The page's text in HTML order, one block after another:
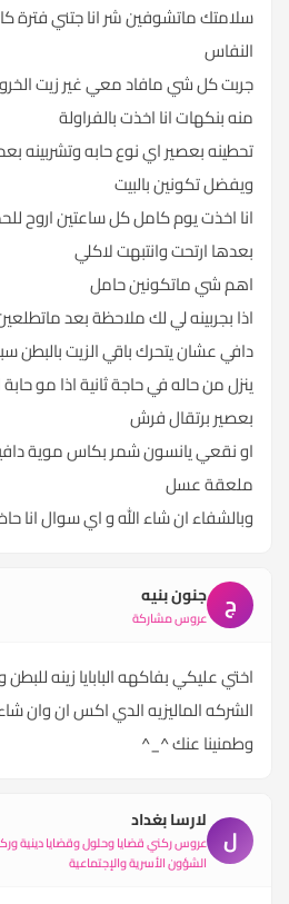
سلامتك ماتشوفين شر انا جتني
النفاس
جربت كل شي مافاد معي غير زيت
منه بنكهات انا اخذت بالفراولة
تحطينه بعصير اي نوع حابه وتشربينه
ويفضل تكونين بالبيت
انا اخذت يوم كامل كل ساعتين اروح
بعدها ارتحت وانتبهت لاكلي
اهم شي ماتكونين حامل
اذا بجربينه لي لك ملاحظة بعد
دافي عشان يتحرك باقي الزيت بالبطن
ينزل من حاله في حاجة ثانية اذا مو
بعصير برتقال فرش
او نقعي يانسون شمر بكاس موية
ملعقة عسل
وبالشفاء ان شاء الله و اي سوال انا
ج جنون بنيه
عروس مشاركة
اختي عليكي بفاكهه البابايا زينه
الشركه الماليزيه الدي اكس ان وان
وطمنينا عنك ^_^
ل
لارسا بغداد
عروس ركني قضايا وحلول وقضايا دينية
الشؤون الأسرية والإجتماعية